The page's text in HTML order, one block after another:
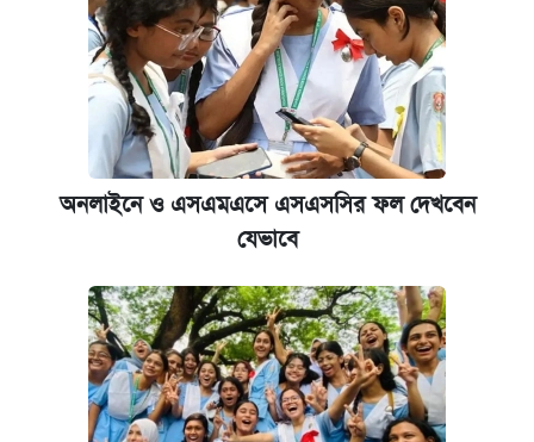
অনলাইনে ও এসএমএসে এসএসসির ফল দেখবেন
যেভাবে